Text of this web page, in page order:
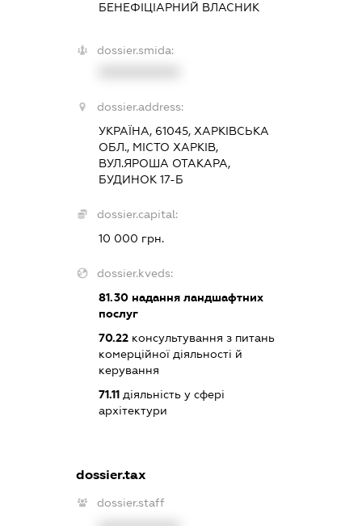
БЕНЕФІЦІАРНИЙ ВЛАСНИК
dossier.smida:
dossier.address:
УКРАЇНА, 61045, ХАРКІВСЬКА
ОБЛ., МІСТО ХАРКІВ,
ВУЛ.ЯРОША ОТАКАРА,
БУДИНОК 17-Б
dossier.capital:
10 000 грн.
dossier.kveds:
81.30 надання ландшафтних
послуг
70.22 консультування з питань
комерційної діяльності й
керування
71.11 діяльність у сфері
архітектури
dossier.tax
dossier.staff